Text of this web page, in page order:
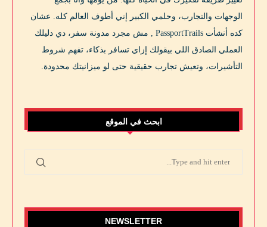
الوجهات والتجارب، وحلمي الكبير إني أطوف العالم كله. عشان
كده أنشأت PassportTrails , مش مجرد مدونة سفر، دي دليلك
العملي الصادق اللي بيقولك إزاي تسافر بذكاء، تفهم شروط
التأشيرات، وتعيش تجارب حقيقية حتى لو ميزانيتك محدودة.
ابحث في الموقع
NEWSLETTER